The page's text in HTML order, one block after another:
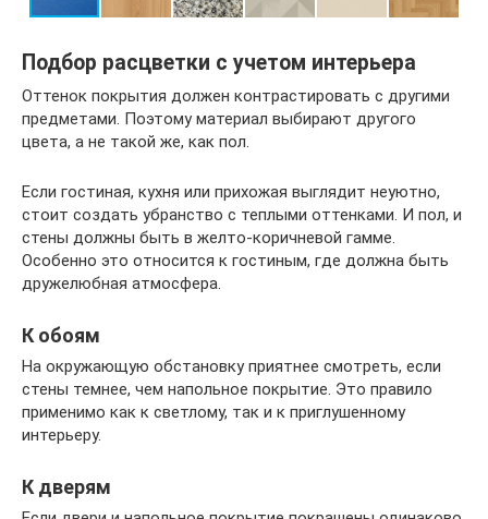
Подбор расцветки с учетом интерьера
Оттенок покрытия должен контрастировать с другими
предметами. Поэтому материал выбирают другого
цвета, а не такой же, как пол.
Если гостиная, кухня или прихожая выглядит неуютно,
стоит создать убранство с теплыми оттенками. И пол, и
стены должны быть в желто-коричневой гамме.
Особенно это относится к гостиным, где должна быть
дружелюбная атмосфера.
К обоям
На окружающую обстановку приятнее смотреть, если
стены темнее, чем напольное покрытие. Это правило
применимо как к светлому, так и к приглушенному
интерьеру.
К дверям